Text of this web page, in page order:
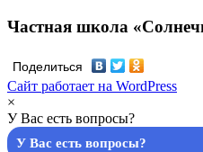
Частная школа
Поделиться
Сайт работает на WordPress
×
У Вас есть вопросы?
У Вас есть вопросы?